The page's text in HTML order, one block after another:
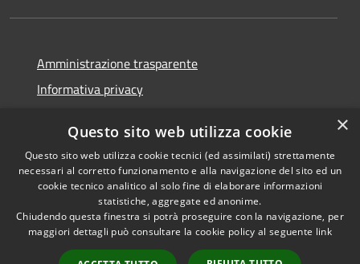
Amministrazione trasparente
Informativa privacy
Dichiarazione di accessibilità
RSS
Accessibilità
Copyright © 2026 • Comune di
Casola in Lunigiana • Powered
byMunicipium Accesso
×
Questo sito web utilizza cookie
Questo sito web utilizza cookie tecnici (ed assimilati) strettamente
necessari al corretto funzionamento e alla navigazione del sito ed un
cookie tecnico analitico al solo fine di elaborare informazioni
statistiche, aggregate ed anonime.
Chiudendo questa finestra si potrà proseguire con la navigazione, per
maggiori dettagli può consultare la cookie policy al seguente link